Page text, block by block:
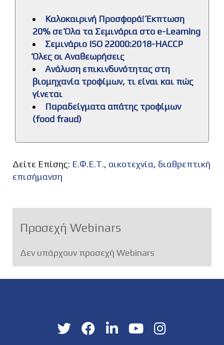
Καλοκαιρινή Προσφορά! Έκπτωση
20% σε Όλα τα Σεμινάρια στο e-Learning
Σεμινάριο ISO 22000:2018-HACCP
Όλες οι Αναθεωρήσεις
Ανάλυση επικινδυνότητας στη
βιομηχανία τροφίμων, τι είναι και πώς
γίνεται
Παραδείγματα απάτης τροφίμων
(food fraud)
Δείτε Επίσης: Ε.Φ.Ε.Τ., οικοτεχνία, διαθρεπτική
επισήμανση
Προσεχή Webinars
Δεν υπάρχουν προσεχή Webinars